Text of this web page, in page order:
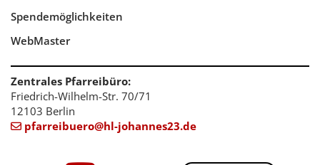
Spendemöglichkeiten
WebMaster
Zentrales Pfarreibüro:
Friedrich-Wilhelm-Str. 70/71
12103 Berlin
 pfarreibuero@hl-johannes23.de